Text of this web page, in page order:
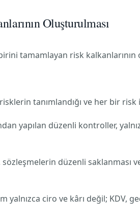
Oluşturulması
tamamlayan risk
tanımlandığı ve her bir
yapılan düzenli kontroller,
sözleşmelerin düzenli
yalnızca ciro ve kârı değil; KDV,